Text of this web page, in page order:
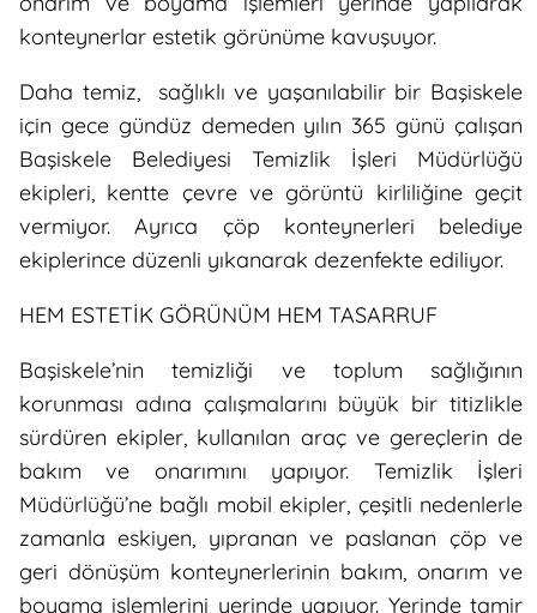
konteynerlar estetik görünüme kavuşuyor.
Daha temiz, sağlıklı ve yaşanılabilir bir Başiskele
için gece gündüz demeden yılın 365 günü çalışan
Başiskele Belediyesi Temizlik İşleri Müdürlüğü
ekipleri, kentte çevre ve görüntü kirliliğine geçit
vermiyor. Ayrıca çöp konteynerleri belediye
ekiplerince düzenli yıkanarak dezenfekte ediliyor.
HEM ESTETİK GÖRÜNÜM HEM TASARRUF
Başiskele’nin temizliği ve toplum sağlığının
korunması adına çalışmalarını büyük bir titizlikle
sürdüren ekipler, kullanılan araç ve gereçlerin de
bakım ve onarımını yapıyor. Temizlik İşleri
Müdürlüğü’ne bağlı mobil ekipler, çeşitli nedenlerle
zamanla eskiyen, yıpranan ve paslanan çöp ve
geri dönüşüm konteynerlerinin bakım, onarım ve
boyama işlemlerini yerinde yapıyor. Yerinde tamir